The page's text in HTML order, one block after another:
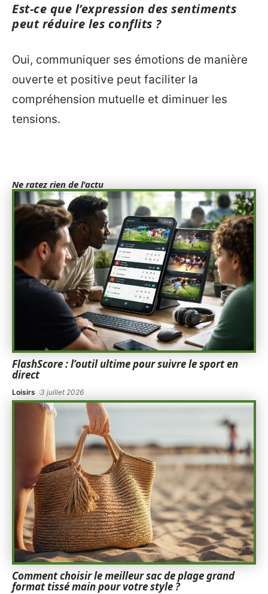
Est-ce que l’expression des sentiments
peut réduire les conflits ?
Oui, communiquer ses émotions de manière
ouverte et positive peut faciliter la
compréhension mutuelle et diminuer les
tensions.
Ne ratez rien de l'actu
FlashScore : l’outil ultime pour suivre le sport en
direct
Loisirs 3 juillet 2026
Comment choisir le meilleur sac de plage grand
format tissé main pour votre style ?